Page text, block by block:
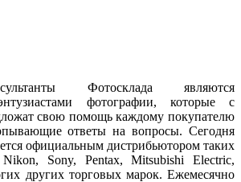
Фотосклада являются
фотографии, которые с
свою помощь каждому покупателю
ответы на вопросы. Сегодня
официальным дистрибьютором таких
Sony, Pentax, Mitsubishi Electric,
других торговых марок. Ежемесячно